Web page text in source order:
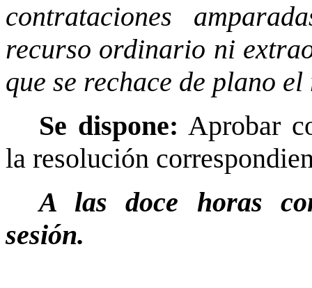
contrataciones
recurso ordinario ni
que se rechace de plano
Se dispone: Aprobar
la resolución
A las doce horas
sesión.